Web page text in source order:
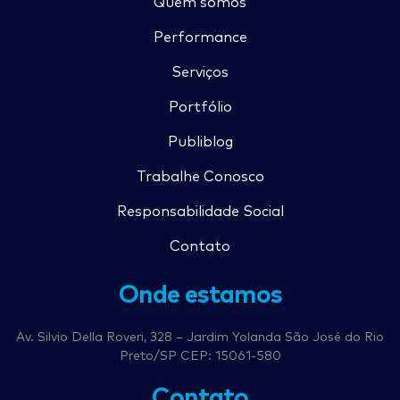
Performance
Serviços
Portfólio
Publiblog
Trabalhe Conosco
Responsabilidade Social
Contato
Onde estamos
Av. Silvio Della Roveri, 328 – Jardim Yolanda São José do Rio
Preto/SP CEP: 15061-580